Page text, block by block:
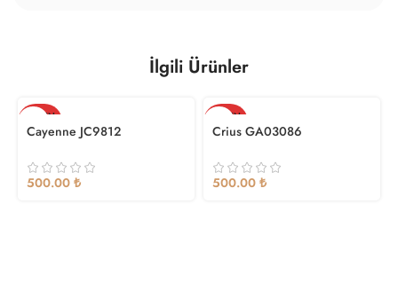
İlgili Ürünler
TÜKEN
DI
Cayenne JC9812
₺
TÜKEN
DI
Crius GA03086
₺